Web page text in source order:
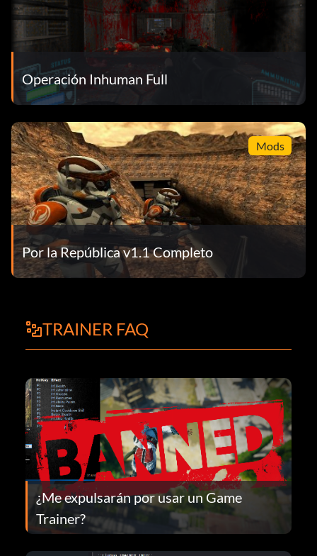
Operación Inhuman Full
Mods
Por la República v1.1 Completo
TRAINER FAQ
¿Me expulsarán por usar un Game
Trainer?